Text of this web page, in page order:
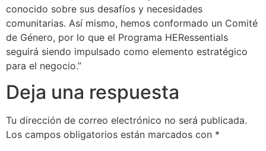
conocido sobre sus desafíos y necesidades
comunitarias. Así mismo, hemos conformado un Comité
de Género, por lo que el Programa HERessentials
seguirá siendo impulsado como elemento estratégico
para el negocio.”
Deja una respuesta
Tu dirección de correo electrónico no será publicada.
Los campos obligatorios están marcados con *